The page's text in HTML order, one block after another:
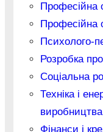
Професійна
Професійна
Психолого-
Розробка
Соціальна
Техніка і
виробництва
Фінанси і